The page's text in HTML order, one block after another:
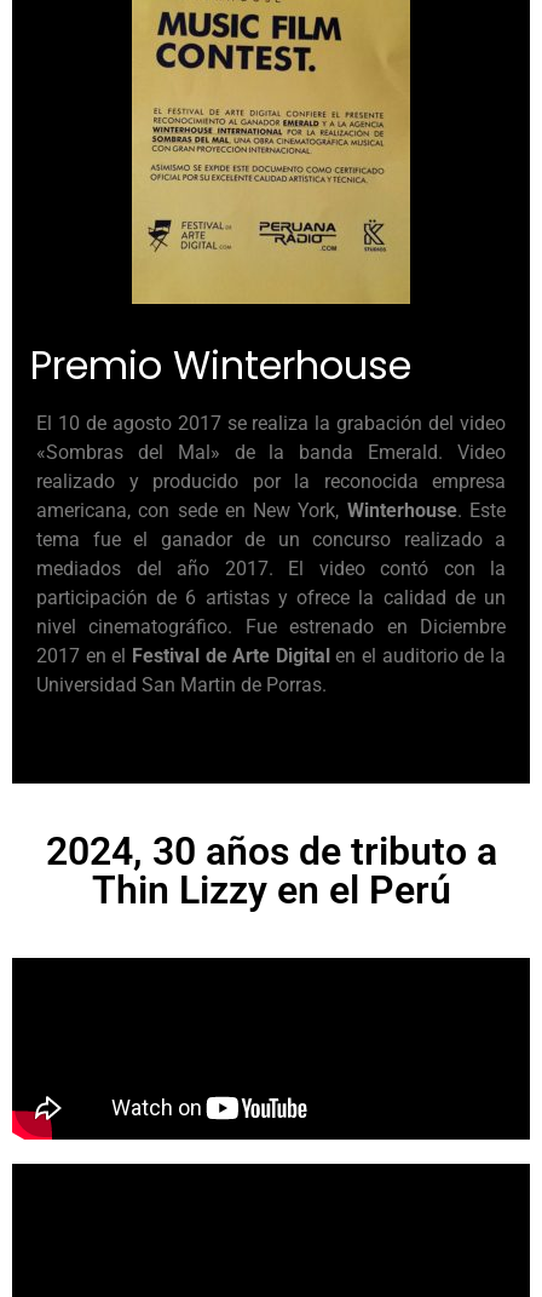
Premio Winterhouse
El 10 de agosto 2017 se realiza la grabación del video
«Sombras del Mal» de la banda Emerald. Video
realizado y producido por la reconocida empresa
americana, con sede en New York, Winterhouse. Este
tema fue el ganador de un concurso realizado a
mediados del año 2017. El video contó con la
participación de 6 artistas y ofrece la calidad de un
nivel cinematográfico. Fue estrenado en Diciembre
2017 en el Festival de Arte Digitalen el auditorio de la
Universidad San Martin de Porras.
2024, 30 años de tributo a
Thin Lizzy en el Perú